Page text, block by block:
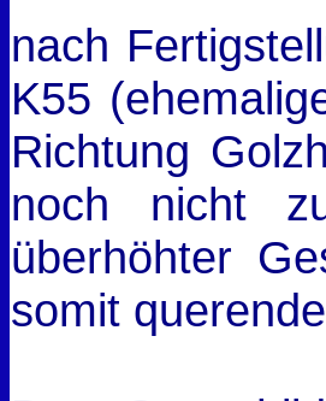
nach
K55
Richtung
noch nicht
überhöhter
somit